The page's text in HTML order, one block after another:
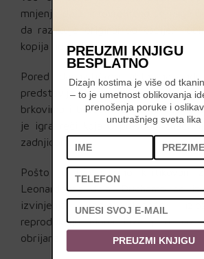
mnjenje daje. Istovremeno se ruga
da razlikuje original od kopije.
kopija nema harizmu.
Pored dadaističkog akta na radu
predstavlja Leonardovu Mona
brkovima i bradom, bitan je i sam
je igra reči koja u prevodu znači
zadnjicom.
Pošto je bio snažno kritikovan
Leonardovog dela, Duchamp se
izvinjenja uradio sledeće:
reprodukciju Mona Lize pod
obrijana.
PREUZMI KNJIGU
BESPLATNO
Dizajn kostima je više od
– to je umetnost oblikovanja
prenošenja poruke i
unutrašnjeg sveta lika
PREUZMI KNJIGU